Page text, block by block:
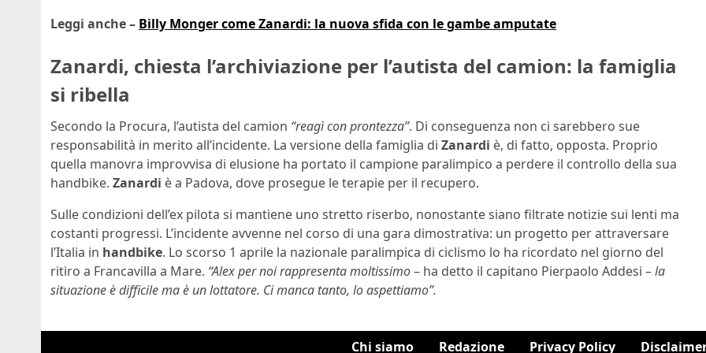
Leggi anche – Billy Monger come Zanardi: la nuova sfida con le gambe amputate
Zanardi, chiesta l’archiviazione per l’autista del camion: la famiglia
si ribella
Secondo la Procura, l’autista del camion “reagì con prontezza”. Di conseguenza non ci sarebbero sue
responsabilità in merito all’incidente. La versione della famiglia di Zanardi è, di fatto, opposta. Proprio
quella manovra improvvisa di elusione ha portato il campione paralimpico a perdere il controllo della sua
handbike. Zanardi è a Padova, dove prosegue le terapie per il recupero.
Sulle condizioni dell’ex pilota si mantiene uno stretto riserbo, nonostante siano filtrate notizie sui lenti ma
costanti progressi. L’incidente avvenne nel corso di una gara dimostrativa: un progetto per attraversare
l’Italia in handbike. Lo scorso 1 aprile la nazionale paralimpica di ciclismo lo ha ricordato nel giorno del
ritiro a Francavilla a Mare. “Alex per noi rappresenta moltissimo– ha detto il capitano Pierpaolo Addesi –la
situazione è difficile ma è un lottatore. Ci manca tanto, lo aspettiamo”.
Chi siamo Redazione Privacy Policy